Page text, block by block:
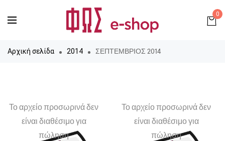
0
Αρχική σελίδα 2014 ΣΕΠΤΕΜΒΡΙΟΣ 2014
Το αρχείο προσωρινά δεν
είναι διαθέσιμο για
πώληση
Το αρχείο προσωρινά δεν
είναι διαθέσιμο για
πώληση